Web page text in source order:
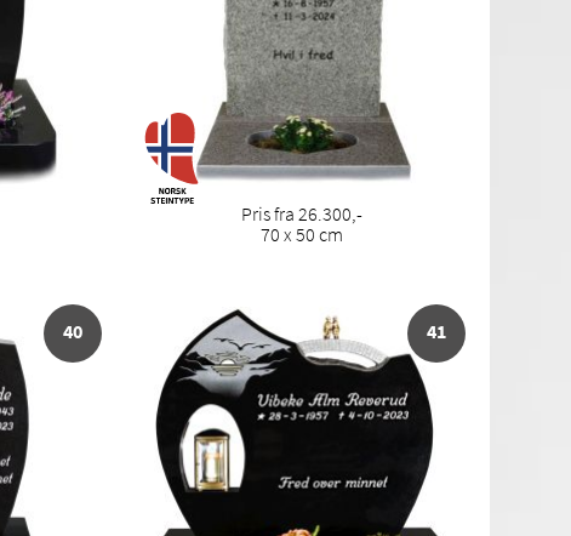
Pris fra 26.300,-
70 x 50 cm
40 41